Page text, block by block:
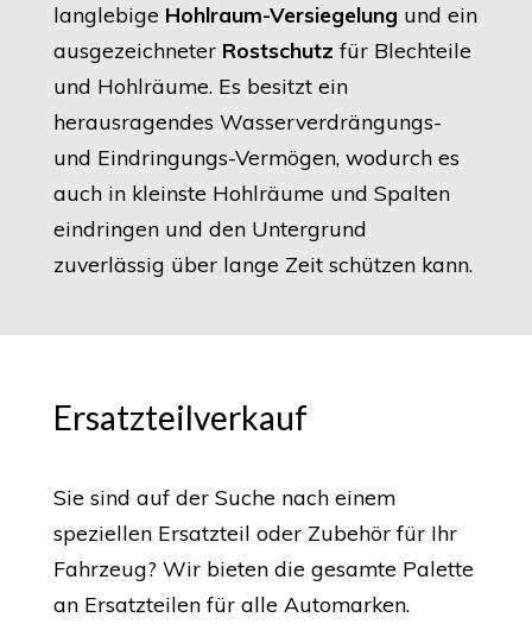
langlebige Hohlraum-Versiegelung und ein
ausgezeichneter Rostschutz für Blechteile
und Hohlräume. Es besitzt ein
herausragendes Wasserverdrängungs-
und Eindringungs-Vermögen, wodurch es
auch in kleinste Hohlräume und Spalten
eindringen und den Untergrund
zuverlässig über lange Zeit schützen kann.
Ersatzteilverkauf
Sie sind auf der Suche nach einem
speziellen Ersatzteil oder Zubehör für Ihr
Fahrzeug? Wir bieten die gesamte Palette
an Ersatzteilen für alle Automarken.